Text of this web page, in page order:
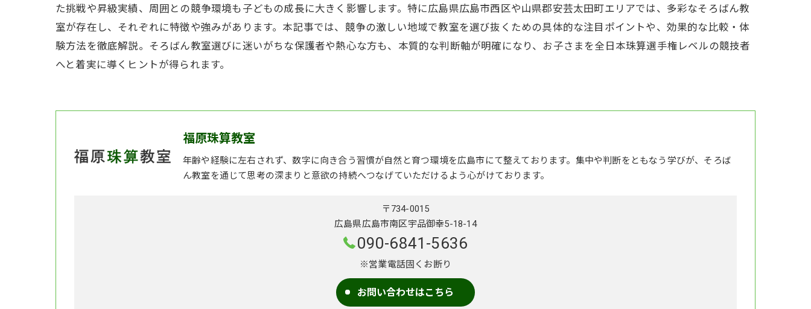
た挑戦や昇級実績、周囲との競争環境も子どもの成長に大きく影響します。特に広島県広島市西区や山県郡安芸太田町エリアでは、多彩なそろばん教
室が存在し、それぞれに特徴や強みがあります。本記事では、競争の激しい地域で教室を選び抜くための具体的な注目ポイントや、効果的な比較・体
験方法を徹底解説。そろばん教室選びに迷いがちな保護者や熱心な方も、本質的な判断軸が明確になり、お子さまを全日本珠算選手権レベルの競技者
へと着実に導くヒントが得られます。
福原珠算教室
年齢や経験に左右されず、数字に向き合う習慣が自然と育つ環境を広島市にて整えております。集中や判断をともなう学びが、そろば
ん教室を通じて思考の深まりと意欲の持続へつなげていただけるよう心がけております。
〒734-0015
広島県広島市南区宇品御幸5-18-14
090-6841-5636
※営業電話固くお断り
お問い合わせはこちら